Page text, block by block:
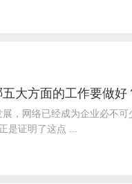
大方面的工作要做好
，网络已经成为企业必不可
是证明了这点 ...